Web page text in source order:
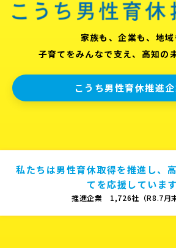
家族も、企業も、地域
子育てをみんなで支え、高知の
こうち男性育休推進
私たちは男性育休取得を推進し、
てを応援しています
推進企業 1,726社（R8.7月末